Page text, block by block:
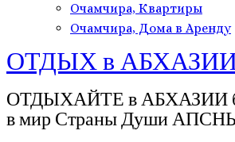
Очамчира, Квартиры
Очамчира, Дома в Аренду
ОТДЫХ в
ОТДЫХАЙТЕ в АБХАЗИИ
в мир Страны Души